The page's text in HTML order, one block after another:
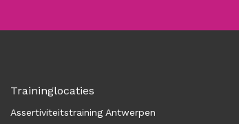
Traininglocaties
Assertiviteitstraining Antwerpen